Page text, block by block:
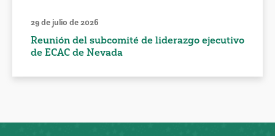
29 de julio de 2026
Reunión del subcomité de liderazgo ejecutivo
de ECAC de Nevada